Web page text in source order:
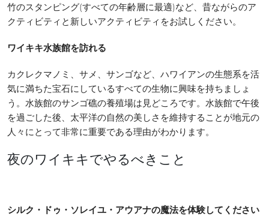
竹のスタンピング(すべての年齢層に最適)など、昔ながらのア
クティビティと新しいアクティビティをお試しください。
ワイキキ水族館を訪れる
カクレクマノミ、サメ、サンゴなど、ハワイアンの生態系を活
気に満ちた宝石にしているすべての生物に興味を持ちましょ
う。水族館のサンゴ礁の養殖場は見どころです。水族館で午後
を過ごした後、太平洋の自然の美しさを維持することが地元の
人々にとって非常に重要である理由がわかります。
夜のワイキキでやるべきこと
シルク・ドゥ・ソレイユ・アウアナの魔法を体験してください